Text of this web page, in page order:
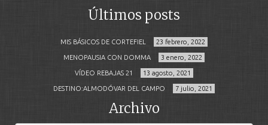
Últimos posts
MIS BÁSICOS DE CORTEFIEL 23 febrero, 2022
MENOPAUSIA CON DOMMA 3 enero, 2022
VÍDEO REBAJAS 21 13 agosto, 2021
DESTINO:ALMODÓVAR DEL CAMPO 7 julio, 2021
Archivo